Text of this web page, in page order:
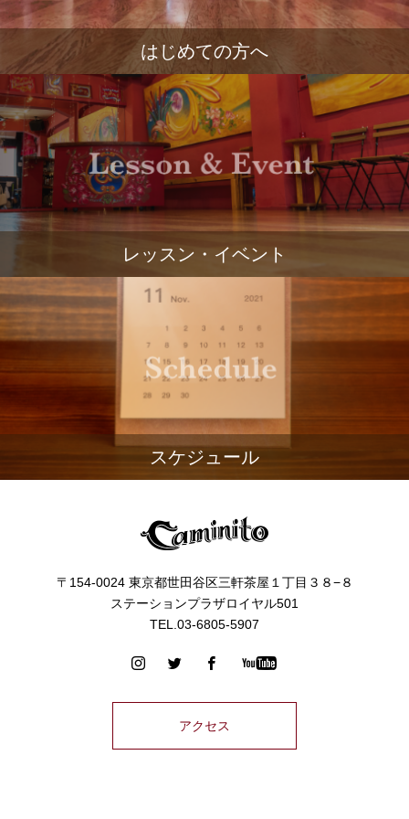
はじめての方へ
レッスン・イベント
スケジュール
〒154-0024 東京都世田谷区三軒茶屋１丁目３８−８
ステーションプラザロイヤル501
TEL.03-6805-5907
アクセス